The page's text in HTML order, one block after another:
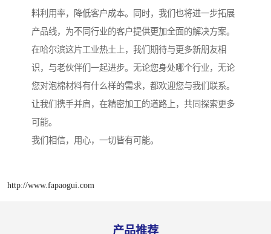
料利用率，降低客户成本。同时，我们也将进一步拓展
产品线，为不同行业的客户提供更加全面的解决方案。
在哈尔滨这片工业热土上，我们期待与更多新朋友相
识，与老伙伴们一起进步。无论您身处哪个行业，无论
您对泡棉材料有什么样的需求，都欢迎您与我们联系。
让我们携手并肩，在精密加工的道路上，共同探索更多
可能。
我们相信，用心，一切皆有可能。
http://www.fapaogui.com
产品推荐